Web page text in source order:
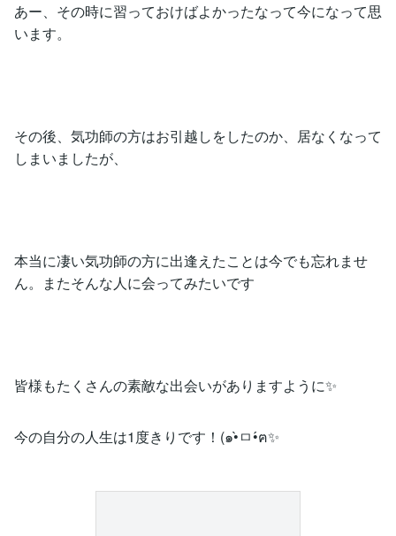
あー、その時に習っておけばよかったなって今になって思
います。
その後、気功師の方はお引越しをしたのか、居なくなって
しまいましたが、
本当に凄い気功師の方に出逢えたことは今でも忘れませ
ん。またそんな人に会ってみたいです
皆様もたくさんの素敵な出会いがありますように✨
今の自分の人生は1度きりです！(๑•̀ㅁ•́ฅ✨